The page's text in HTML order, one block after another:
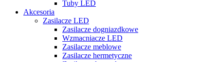
Tuby LED
Akcesoria
Zasilacze LED
Zasilacze dogniazdkowe
Wzmacniacze LED
Zasilacze meblowe
Zasilacze hermetyczne